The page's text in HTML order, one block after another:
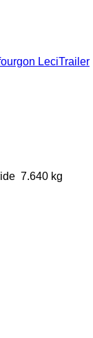
LeciTrailer
7.640 kg